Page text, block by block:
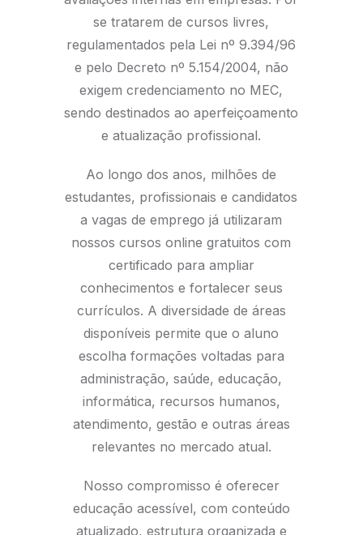
se tratarem de cursos livres,
regulamentados pela Lei nº 9.394/96
e pelo Decreto nº 5.154/2004, não
exigem credenciamento no MEC,
sendo destinados ao aperfeiçoamento
e atualização profissional.
Ao longo dos anos, milhões de
estudantes, profissionais e candidatos
a vagas de emprego já utilizaram
nossos cursos online gratuitos com
certificado para ampliar
conhecimentos e fortalecer seus
currículos. A diversidade de áreas
disponíveis permite que o aluno
escolha formações voltadas para
administração, saúde, educação,
informática, recursos humanos,
atendimento, gestão e outras áreas
relevantes no mercado atual.
Nosso compromisso é oferecer
educação acessível, com conteúdo
atualizado, estrutura organizada e